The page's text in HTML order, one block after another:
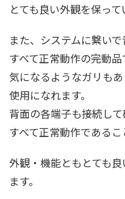
とても良い外観を保って
また、システムに繋いで
すべて正常動作の完動品
気になるようなガリも
使用になれます。
背面の各端子も接続して
すべて正常動作であるこ
外観・機能ともとても
ます。